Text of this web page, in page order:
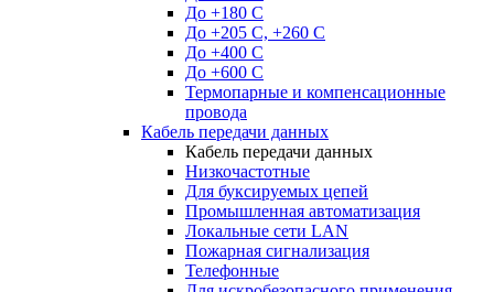
До +180 C
До +205 С, +260 С
До +400 C
До +600 С
Термопарные и компенсационные
провода
Кабель передачи данных
Кабель передачи данных
Низкочастотные
Для буксируемых цепей
Промышленная автоматизация
Локальные сети LAN
Пожарная сигнализация
Телефонные